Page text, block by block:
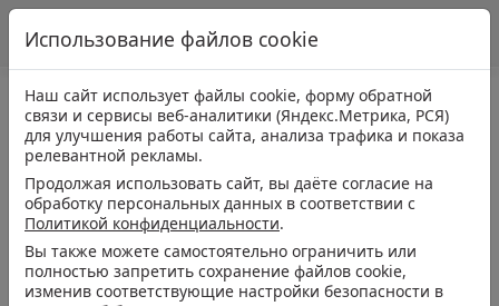
Использование файлов cookie
Наш сайт использует файлы cookie, форму обратной
связи и сервисы веб-аналитики (Яндекс.Метрика, РСЯ)
для улучшения работы сайта, анализа трафика и показа
релевантной рекламы.
Продолжая использовать сайт, вы даёте согласие на
обработку персональных данных в соответствии с
Политикой конфиденциальности.
Вы также можете самостоятельно ограничить или
полностью запретить сохранение файлов cookie,
изменив соответствующие настройки безопасности в